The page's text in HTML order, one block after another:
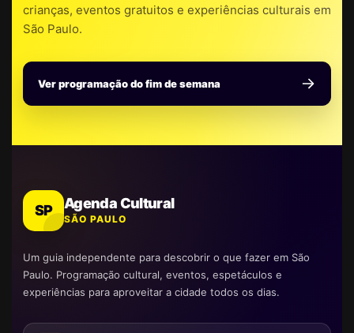
crianças, eventos gratuitos e experiências culturais em
São Paulo.
Ver programação do fim de semana
SP Agenda Cultural
SÃO PAULO
Um guia independente para descobrir o que fazer em São
Paulo. Programação cultural, eventos, espetáculos e
experiências para aproveitar a cidade todos os dias.